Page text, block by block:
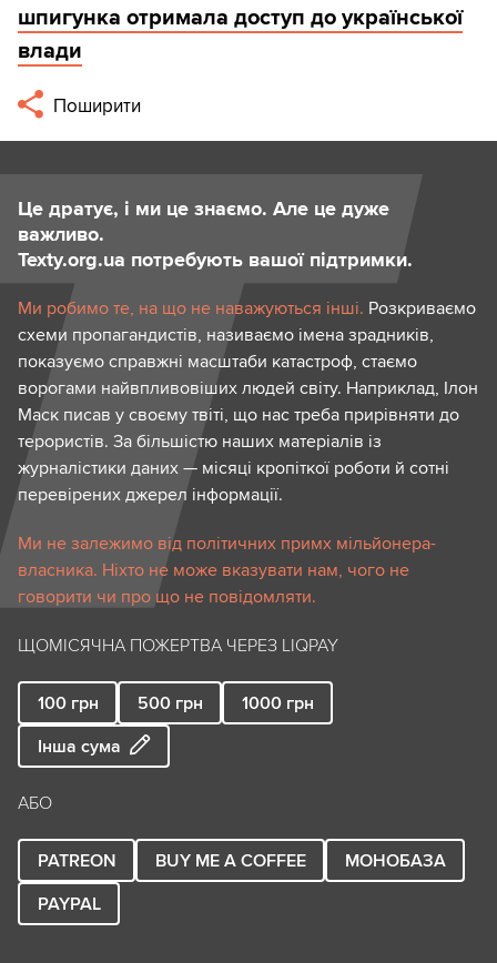
шпигунка отримала доступ до української
влади
Поширити
Це дратує, і ми це знаємо. Але це дуже
важливо.
Texty.org.ua потребують вашої підтримки.
Ми робимо те, на що не наважуються інші. Розкриваємо
схеми пропагандистів, називаємо імена зрадників,
показуємо справжні масштаби катастроф, стаємо
ворогами найвпливовіших людей світу. Наприклад, Ілон
Маск писав у своєму твіті, що нас треба прирівняти до
терористів. За більшістю наших матеріалів із
журналістики даних — місяці кропіткої роботи й сотні
перевірених джерел інформації.
Ми не залежимо від політичних примх мільйонера-
власника. Ніхто не може вказувати нам, чого не
говорити чи про що не повідомляти.
ЩОМІСЯЧНА ПОЖЕРТВА ЧЕРЕЗ LIQPAY
100 грн 500 грн 1000 грн
Інша сума
АБО
PATREON BUY ME A COFFEE
МОНОБАЗА
PAYPAL